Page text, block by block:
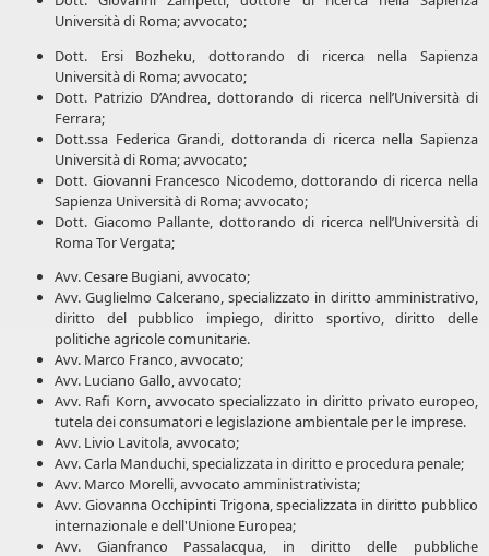
Università di Roma; avvocato;
Dott. Ersi Bozheku, dottorando di ricerca nella Sapienza
Università di Roma; avvocato;
Dott. Patrizio D’Andrea, dottorando di ricerca nell’Università di
Ferrara;
Dott.ssa Federica Grandi, dottoranda di ricerca nella Sapienza
Università di Roma; avvocato;
Dott. Giovanni Francesco Nicodemo, dottorando di ricerca nella
Sapienza Università di Roma; avvocato;
Dott. Giacomo Pallante, dottorando di ricerca nell’Università di
Roma Tor Vergata;
Avv. Cesare Bugiani, avvocato;
Avv. Guglielmo Calcerano, specializzato in diritto amministrativo,
diritto del pubblico impiego, diritto sportivo, diritto delle
politiche agricole comunitarie.
Avv. Marco Franco, avvocato;
Avv. Luciano Gallo, avvocato;
Avv. Rafi Korn, avvocato specializzato in diritto privato europeo,
tutela dei consumatori e legislazione ambientale per le imprese.
Avv. Livio Lavitola, avvocato;
Avv. Carla Manduchi, specializzata in diritto e procedura penale;
Avv. Marco Morelli, avvocato amministrativista;
Avv. Giovanna Occhipinti Trigona, specializzata in diritto pubblico
internazionale e dell'Unione Europea;
Avv. Gianfranco Passalacqua, in diritto delle pubbliche